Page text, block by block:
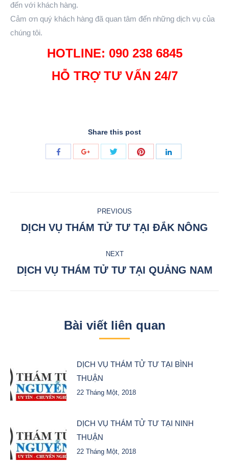
đến với khách hàng.
Cảm ơn quý khách hàng đã quan tâm đến những dịch vụ của
chúng tôi.
HOTLINE: 090 238 6845
HỖ TRỢ TƯ VẤN 24/7
Share this post
Share
Share
navigation
PREVIOUS
Previous
DỊCH VỤ THÁM TỬ TƯ TẠI ĐẮK NÔNG
NEXT
Next
DỊCH VỤ THÁM TỬ TƯ TẠI QUẢNG NAM
Bài viết liên quan
DỊCH VỤ THÁM TỬ TƯ TẠI BÌNH
THUẬN
22 Tháng Một, 2018
DỊCH VỤ THÁM TỬ TƯ TẠI NINH
THUẬN
22 Tháng Một, 2018